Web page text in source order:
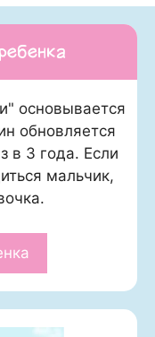
основывается
обновляется
в 3 года. Если
мальчик,